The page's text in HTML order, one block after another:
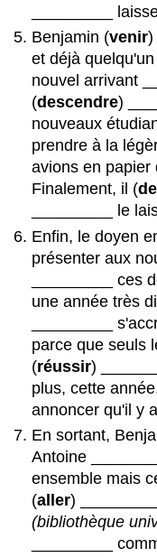
_________
Benjamin (venir)
et déjà
nouvel arrivant
(descendre)
nouveaux
prendre à la
avions en papier
Finalement, il (
_________ le
Enfin, le doyen
présenter aux
_________ ces
une année très
_________
parce que seuls
(réussir)
plus, cette
annoncer qu'il y
En sortant,
Antoine
ensemble mais
(aller)
(bibliothèque
_________